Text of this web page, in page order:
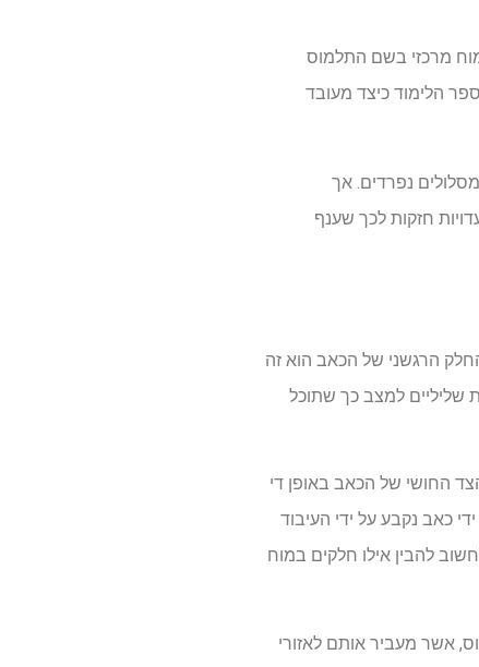
מרכזי בשם התלמוס
הלימוד כיצד מעובד
נפרדים. אך
חזקות לכך שענף
הרגשני של הכאב הוא זה
שליליים למצב כך שתוכל
החושי של הכאב באופן די
כאב נקבע על ידי העיבוד
להבין אילו חלקים במוח
אשר מעביר אותם לאזורי